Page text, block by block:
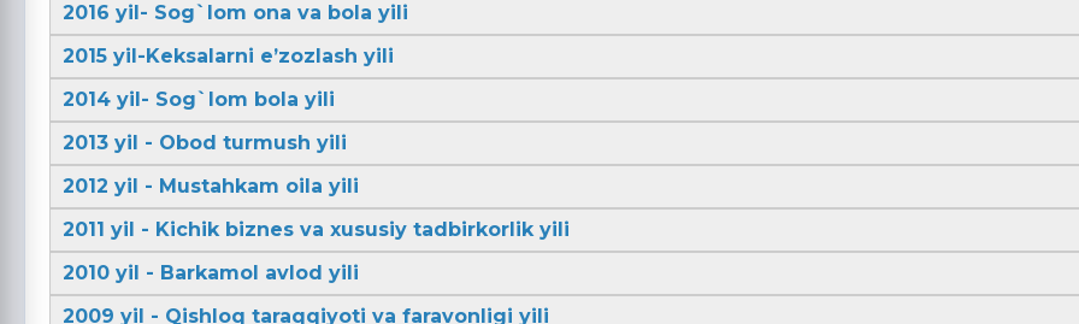
2016 yil- Sog`lom ona va bola yili
2015 yil-Keksalarni e’zozlash yili
2014 yil- Sog`lom bola yili
2013 yil - Obod turmush yili
2012 yil - Mustahkam oila yili
2011 yil - Kichik biznes va xususiy tadbirkorlik yili
2010 yil - Barkamol avlod yili
2009 yil - Qishloq taraqqiyoti va faravonligi yili